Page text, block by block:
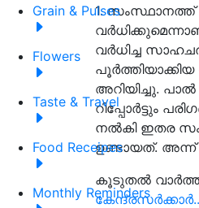
Grain & Pulses
Flowers
Taste & Travel
Food Receipes
Monthly Reminders
1. സംസ്ഥാനത്ത്
വർധിച്ച
അറിയിച്ചു.
റിപ്പോർട്ടും
നൽകി ഇതര
ഉണ്ടായത്. അന്ന്
കൂടുതൽ